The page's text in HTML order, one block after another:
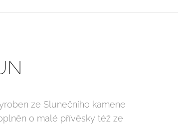
ze Slunečního kamene
o malé přívěsky též ze